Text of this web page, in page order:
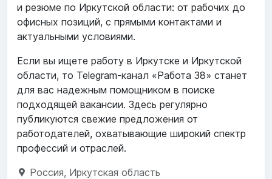
и резюме по Иркутской области: от рабочих до
офисных позиций, с прямыми контактами и
актуальными условиями.
Если вы ищете работу в Иркутске и Иркутской
области, то Telegram-канал «Работа 38» станет
для вас надежным помощником в поиске
подходящей вакансии. Здесь регулярно
публикуются свежие предложения от
работодателей, охватывающие широкий спектр
профессий и отраслей.
Россия, Иркутская область